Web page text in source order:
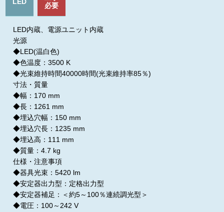
必要
LED内蔵、電源ユニット内蔵
光源
◆LED(温白色)
◆色温度：3500 K
◆光束維持時間40000時間(光束維持率85％)
寸法・質量
◆幅：170 mm
◆長：1261 mm
◆埋込穴幅：150 mm
◆埋込穴長：1235 mm
◆埋込高：111 mm
◆質量：4.7 kg
仕様・注意事項
◆器具光束：5420 lm
◆安定器出力型：定格出力型
◆安定器補足：＜約5～100％連続調光型＞
◆電圧：100～242 V